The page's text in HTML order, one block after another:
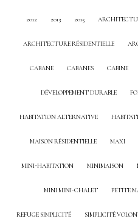
2012 2013 2015
ARCHITECTURE RÉSIDENTIELLE
CABANE CABANES CABINE
DÉVELOPPEMENT DURABLE
HABITATION ALTERNATIVE
MAISON RÉSIDENTIELLE MAXI
MINI-HABITATION MINIMAISON
MINI MINI-CHALET PETITE
REFUGE SIMPLICITÉ SIMPLICITÉ